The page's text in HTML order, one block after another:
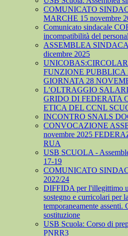
COMUNICATO
MARCHE 15 novembre
Comunicato sindacale
incompatibilità del
ASSEMBLEA
dicembre 2025
FUNZIONE PUBBLICA
GIORNATA 28
L’OLTRAGGIO
GRIDO DI FEDERATA
ETICA DEL CCNL
INCONTRO SNALS
CONVOCAZIONE
novembre 2025
RUA
USB SCUOLA -
17-19
COMUNICATO
2022/24
DIFFIDA per l'illegittimo
sostegno e curricolari per
temporaneamente
sostituzione
USB Scuola: Corso di
PNRR3